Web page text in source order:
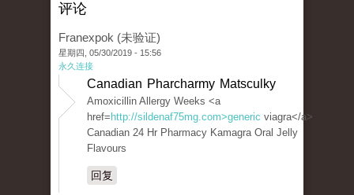
评论
Franexpok (未验证)
星期四, 05/30/2019 - 15:56
永久连接
Canadian Pharcharmy Matsculky
Amoxicillin Allergy Weeks <a
href= http://sildenaf75mg.com>generic viagra</a>
Canadian 24 Hr Pharmacy Kamagra Oral Jelly
Flavours
回复